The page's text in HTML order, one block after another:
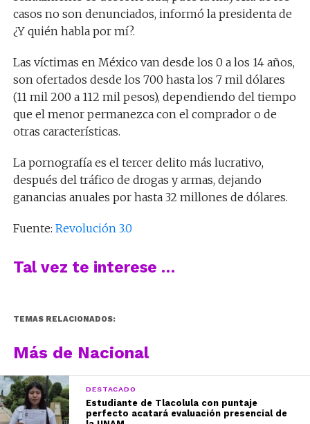
casos no son denunciados, informó la presidenta de
¿Y quién habla por mí?.
Las víctimas en México van desde los 0 a los 14 años,
son ofertados desde los 700 hasta los 7 mil dólares
(11 mil 200 a 112 mil pesos), dependiendo del tiempo
que el menor permanezca con el comprador o de
otras características.
La pornografía es el tercer delito más lucrativo,
después del tráfico de drogas y armas, dejando
ganancias anuales por hasta 32 millones de dólares.
Fuente: Revolución 3.0
Tal vez te interese …
TEMAS RELACIONADOS:
Más de Nacional
DESTACADO
Estudiante de Tlacolula con puntaje
perfecto acatará evaluación presencial de